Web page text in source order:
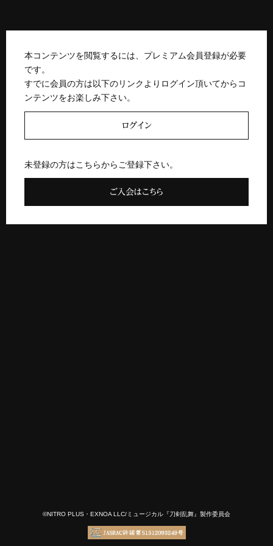
本コンテンツを閲覧するには、プレミアム会員登録が必要
です。
すでに会員の方は以下のリンクよりログイン頂いてからコ
ンテンツをお楽しみ下さい。
ログイン
未登録の方はこちらからご登録下さい。
ご入会はこちら
©NITRO PLUS・EXNOA LLC/ミュージカル『刀剣乱舞』製作委員会